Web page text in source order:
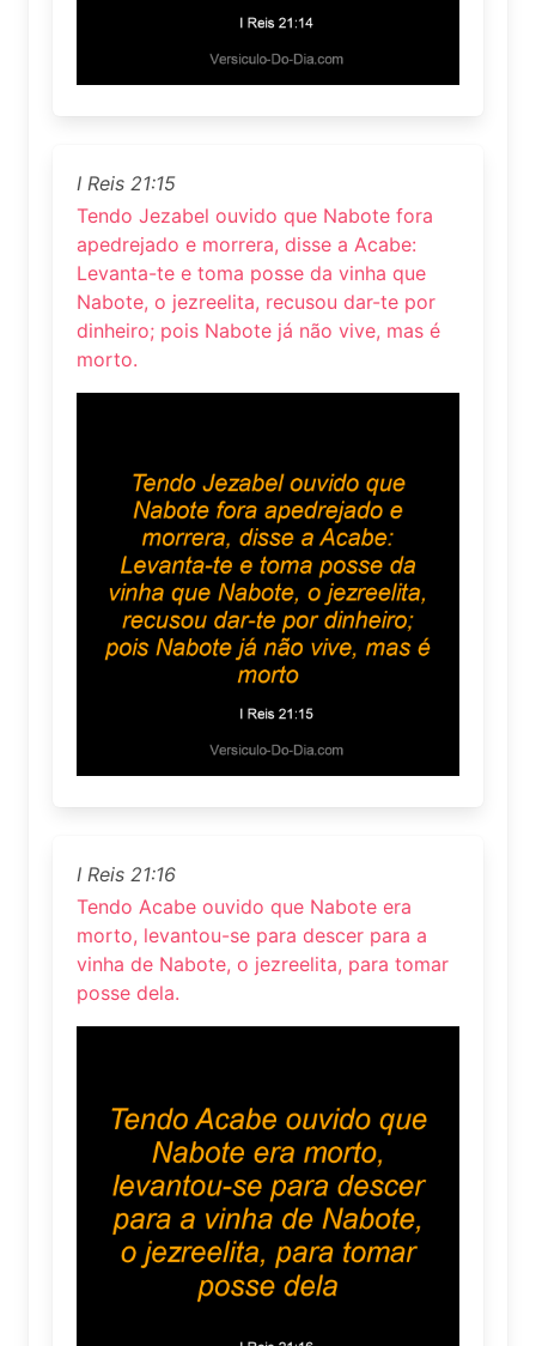
I Reis 21:15
Tendo Jezabel ouvido que Nabote fora
apedrejado e morrera, disse a Acabe:
Levanta-te e toma posse da vinha que
Nabote, o jezreelita, recusou dar-te por
dinheiro; pois Nabote já não vive, mas é
morto.
I Reis 21:16
Tendo Acabe ouvido que Nabote era
morto, levantou-se para descer para a
vinha de Nabote, o jezreelita, para tomar
posse dela.